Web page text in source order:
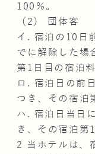
100％。
（2） 団体客
イ. 宿泊の10日
でに解除した場
第1日目の宿泊
ロ. 宿泊日の前
つき、その宿泊
ハ. 宿泊日当日
き、その宿泊第
2 当ホテルは、